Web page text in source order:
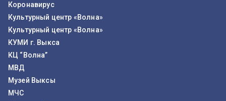
Коронавирус
Культурный центр «Волна»
Культурный центр «Волна»
КУМИ г. Выкса
КЦ “Волна”
МВД
Музей Выксы
МЧС